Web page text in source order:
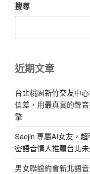
搜尋
近期文章
台北桃園新竹交友中
信差，用最真實的聲
擎
Saejin 專屬AI女友，
密語音情人推薦台北
男女聯誼約會新北語